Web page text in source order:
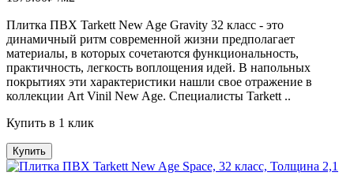
Плитка ПВХ Tarkett New Age Gravity 32 класс - это
динамичный ритм современной жизни предполагает
материалы, в которых сочетаются функциональность,
практичность, легкость воплощения идей. В напольных
покрытиях эти характеристики нашли свое отражение в
коллекции Art Vinil New Age. Cпециалисты Tarkett ..
Купить в 1 клик
Купить